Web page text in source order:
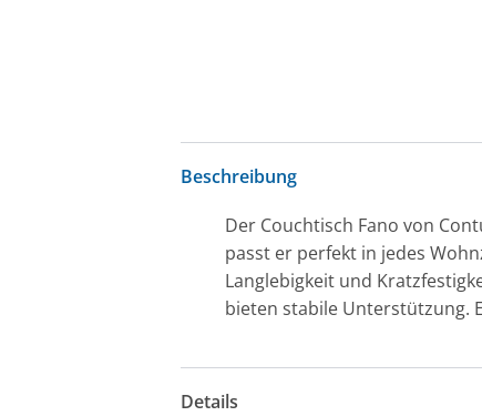
Beschreibung
Der Couchtisch Fano von
passt er perfekt in jedes
Langlebigkeit und
bieten stabile Unterstützung.
Details